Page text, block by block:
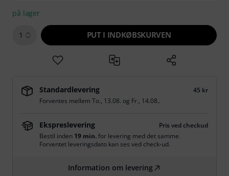
på lager
1 PUT I INDKØBSKURVEN
Standardlevering
45 kr
Forventes mellem To., 13.08. og Fr., 14.08..
Ekspreslevering
Pris ved checkud
Bestil inden 19 min.for levering med det samme.
Forventet leveringsdato kan ses ved check-ud.
Information om levering